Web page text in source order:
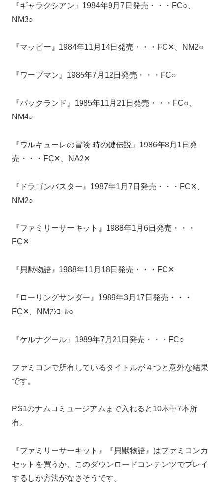
『ギャラクシアン』1984年9月7日発売・・・FC○、
NM3○
『マッピー』1984年11月14日発売・・・FC✕、NM2○
『ワープマン』1985年7月12日発売・・・FC○
『パックランド』1985年11月21日発売・・・FC○、
NM4○
『ワルキューレの冒険 時の鍵伝説』1986年8月1日発
売・・・FC✕、NA2✕
『ドラゴンバスター』1987年1月7日発売・・・FC✕、
NM2○
『ファミリーサーキット』1988年1月6日発売・・・
FC✕
『貝獣物語』1988年11月18日発売・・・FC✕
『ローリングサンダー』1989年3月17日発売・・・
FC✕、NMｱﾝｺｰﾙ○
『ケルナグール』1989年7月21日発売・・・FC○
ファミコンで所有しているタイトルが４つと意外な結果
です。
PS1のナムコミュージアムまで入れると10本中7本所
有。
『ファミリーサーキット』『貝獣物語』はファミコンカ
セットを買うか、このダウンロードコンテンツでプレイ
するしか方法がなさそうです。